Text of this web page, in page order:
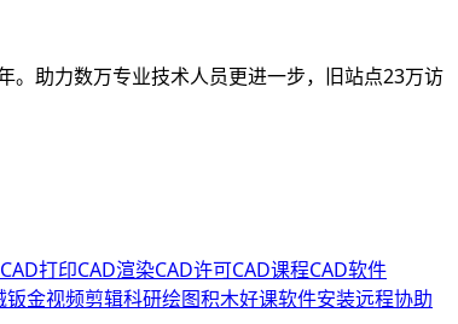
助力数万专业技术人员更进一步，旧站点23万访
CAD打印CAD渲染CAD许可CAD课程CAD软件
钣金视频剪辑科研绘图积木好课软件安装远程协助